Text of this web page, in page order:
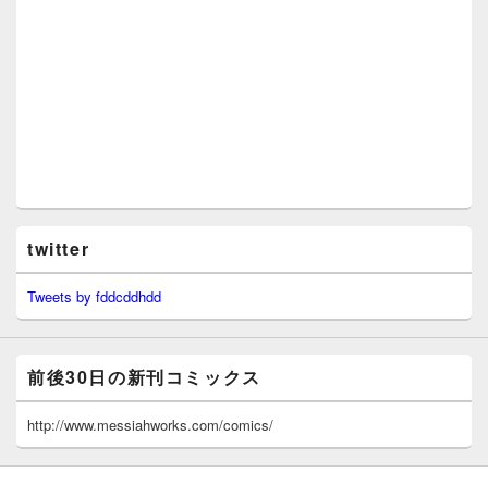
twitter
Tweets by fddcddhdd
前後30日の新刊コミックス
http://www.messiahworks.com/comics/